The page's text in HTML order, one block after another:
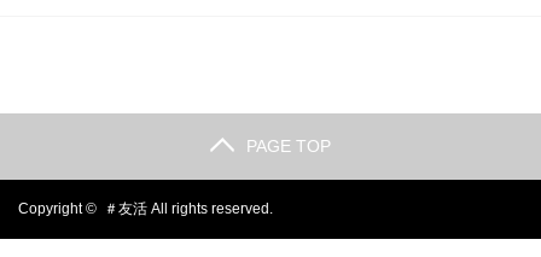
PAGE TOP
Copyright © ＃友活 All rights reserved.